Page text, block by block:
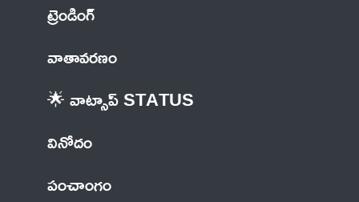
ట్రెండింగ్
వాతావరణం
🌟 వాట్సాప్ STATUS
వినోదం
పంచాంగం